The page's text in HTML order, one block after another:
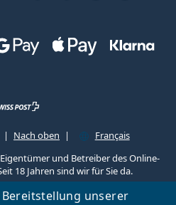
unserer
Nach oben
Français
und Betreiber des Online-
18 Jahren sind wir für Sie da.